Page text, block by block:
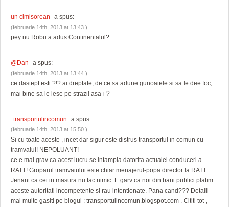
un cimisorean a spus:
(februarie 14th, 2013 at 13:43 )
pey nu Robu a adus Continentalul?
@Dan a spus:
(februarie 14th, 2013 at 13:44 )
ce dastept esti ?!? ai dreptate, de ce sa adune gunoaiele si sa le dee foc,
mai bine sa le lese pe strazi! asa-i ?
transportulincomun a spus:
(februarie 14th, 2013 at 15:50 )
Si cu toate aceste , incet dar sigur este distrus transportul in comun cu
tramvaiul! NEPOLUANT!
ce e mai grav ca acest lucru se intampla datorita actualei conduceri a
RATT! Groparul tramvaiului este chiar menajerul-popa director la RATT .
Jenant ca cei in masura nu fac nimic. E garv ca noi din bani publici platim
aceste autoritati incompetente si rau intentionate. Pana cand??? Detalii
mai multe gasiti pe blogul : transportulincomun.blogspot.com . Cititi tot ,